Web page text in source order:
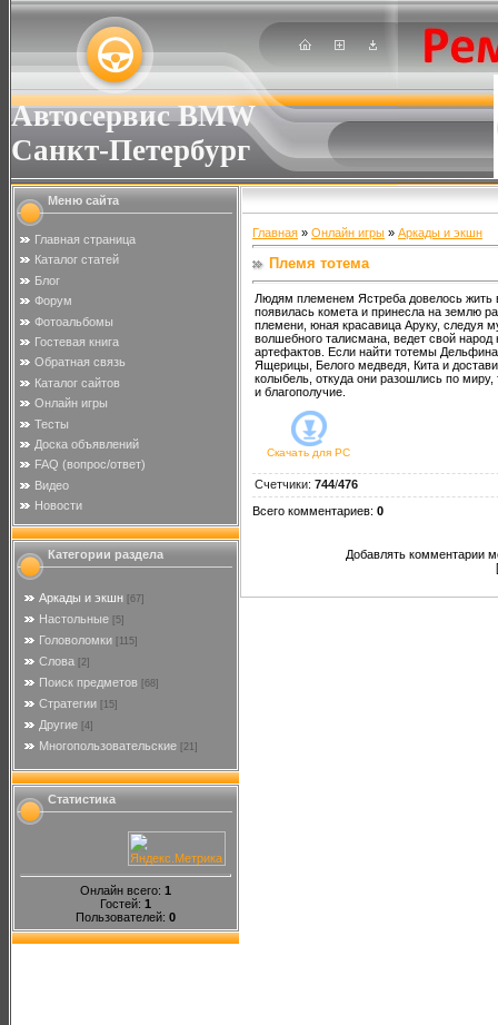
Автосервис BMW
Санкт-Петербург
Меню сайта
Главная страница
Каталог статей
Блог
Форум
Фотоальбомы
Гостевая книга
Обратная связь
Каталог сайтов
Онлайн игры
Тесты
Доска объявлений
FAQ (вопрос/ответ)
Видео
Новости
Категории раздела
Аркады и экшн [67]
Настольные [5]
Головоломки [115]
Слова [2]
Поиск предметов [68]
Стратегии [15]
Другие [4]
Многопользовательские [21]
Статистика
Онлайн всего: 1
Гостей: 1
Пользователей: 0
Главная » Онлайн игры » Аркады и экшн
Племя тотема
Людям племенем Ястреба довелось жить
появилась комета и принесла на землю
племени, юная красавица Аруку, следуя
волшебного талисмана, ведет свой
артефактов. Если найти тотемы
Ящерицы, Белого медведя, Кита и
колыбель, откуда они разошлись по
и благополучие.
Скачать для PC
Счетчики: 744/476
Всего комментариев: 0
Добавлять комментарии